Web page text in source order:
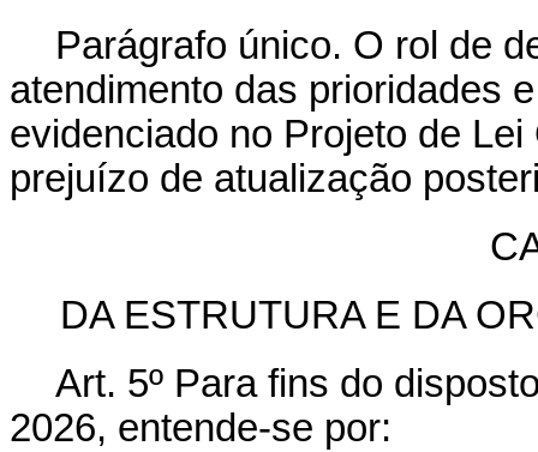
Parágrafo único. O rol de
atendimento das prioridades
evidenciado no Projeto de
prejuízo de atualização
DA ESTRUTURA E DA
Art. 5º Para fins do
2026, entende-se por: